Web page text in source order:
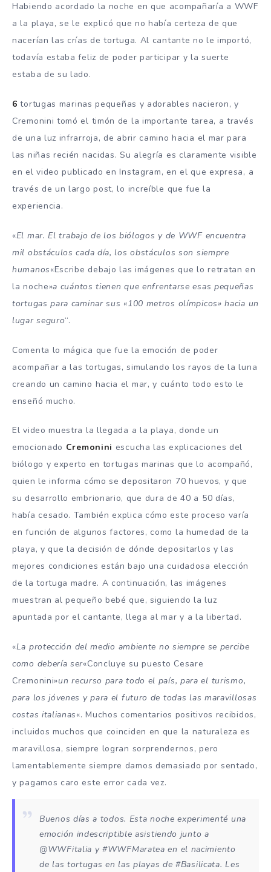
Habiendo acordado la noche en que acompañaría a WWF
a la playa, se le explicó que no había certeza de que
nacerían las crías de tortuga. Al cantante no le importó,
todavía estaba feliz de poder participar y la suerte
estaba de su lado.
6 tortugas marinas pequeñas y adorables nacieron, y
Cremonini tomó el timón de la importante tarea, a través
de una luz infrarroja, de abrir camino hacia el mar para
las niñas recién nacidas. Su alegría es claramente visible
en el video publicado en Instagram, en el que expresa, a
través de un largo post, lo increíble que fue la
experiencia.
«El mar. El trabajo de los biólogos y de WWF encuentra
mil obstáculos cada día, los obstáculos son siempre
humanos«Escribe debajo las imágenes que lo retratan en
la noche»a cuántos tienen que enfrentarse esas pequeñas
tortugas para caminar sus «100 metros olímpicos» hacia un
lugar seguro“.
Comenta lo mágica que fue la emoción de poder
acompañar a las tortugas, simulando los rayos de la luna
creando un camino hacia el mar, y cuánto todo esto le
enseñó mucho.
El video muestra la llegada a la playa, donde un
emocionado Cremonini escucha las explicaciones del
biólogo y experto en tortugas marinas que lo acompañó,
quien le informa cómo se depositaron 70 huevos, y que
su desarrollo embrionario, que dura de 40 a 50 días,
había cesado. También explica cómo este proceso varía
en función de algunos factores, como la humedad de la
playa, y que la decisión de dónde depositarlos y las
mejores condiciones están bajo una cuidadosa elección
de la tortuga madre. A continuación, las imágenes
muestran al pequeño bebé que, siguiendo la luz
apuntada por el cantante, llega al mar y a la libertad.
«La protección del medio ambiente no siempre se percibe
como debería ser«Concluye su puesto Cesare
Cremonini»un recurso para todo el país, para el turismo,
para los jóvenes y para el futuro de todas las maravillosas
costas italianas«. Muchos comentarios positivos recibidos,
incluidos muchos que coinciden en que la naturaleza es
maravillosa, siempre logran sorprendernos, pero
lamentablemente siempre damos demasiado por sentado,
y pagamos caro este error cada vez.
Buenos días a todos. Esta noche experimenté una
emoción indescriptible asistiendo junto a
@WWFitalia y #WWFMaratea en el nacimiento
de las tortugas en las playas de #Basilicata. Les